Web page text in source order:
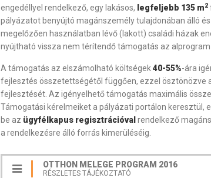
engedéllyel rendelkező, egy lakásos, legfeljebb 135 m2
pályázatot benyújtó magánszemély tulajdonában álló és
megelőzően használatban lévő (lakott) családi házak
nyújtható vissza nem térítendő támogatás az alprogram
A támogatás az elszámolható költségek40-55%-ára
fejlesztés összetettségétől függően, ezzel ösztönözve
fejlesztését. Az igényelhető támogatás maximális
Támogatási kérelmeiket a pályázati portálon keresztül,
be az ügyfélkapus regisztrációval rendelkező
a rendelkezésre álló forrás kimerüléséig.
OTTHON MELEGE PROGRAM 2016
RÉSZLETES TÁJÉKOZTATÓ